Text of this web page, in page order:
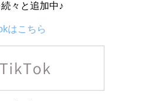
々と追加中♪
はこちら